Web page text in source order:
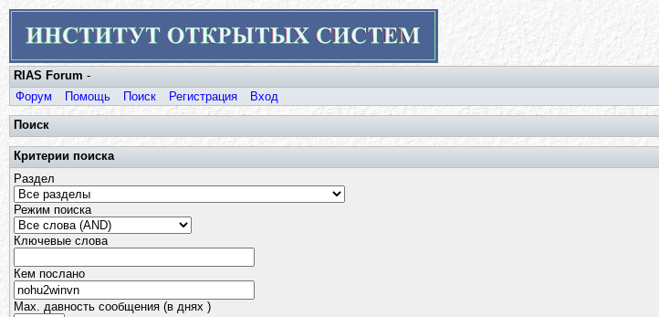
RIAS Forum -
Форум
Помощь Поиск Регистрация Вход
Поиск
Критерии поиска
Раздел
Режим поиска
Ключевые слова
Кем послано
Max. давность сообщения (в днях )